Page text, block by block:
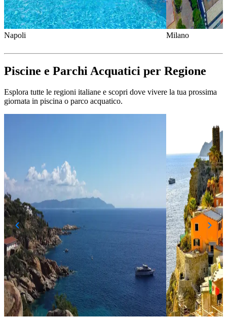
Napoli Milano
Piscine e Parchi Acquatici per Regione
Esplora tutte le regioni italiane e scopri dove vivere la tua prossima
giornata in piscina o parco acquatico.